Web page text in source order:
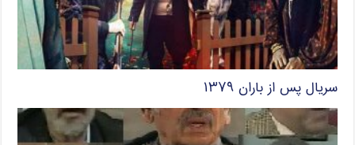
سریال پس از باران ۱۳۷۹